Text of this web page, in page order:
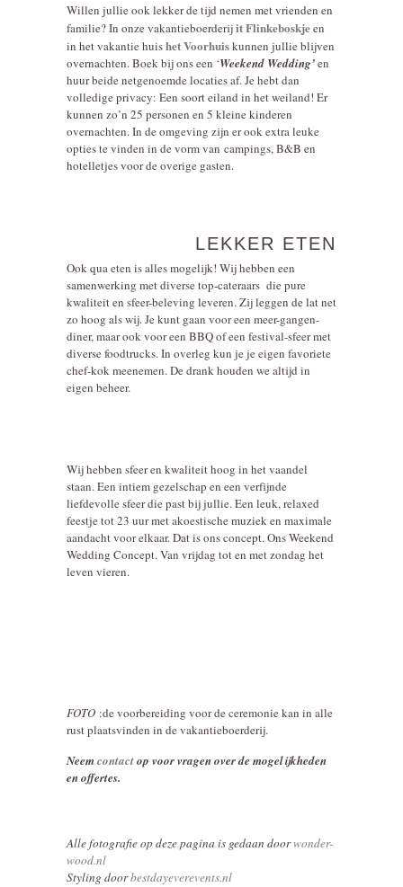
Willen jullie ook lekker de tijd nemen met vrienden en
familie? In onze vakantieboerderijit Flinkeboskjeen
in het vakantie huishet Voorhuiskunnen jullie blijven
overnachten. Boek bij ons een ‘Weekend Wedding’en
huur beide netgenoemde locaties af. Je hebt dan
volledige privacy: Een soort eiland in het weiland! Er
kunnen zo’n 25 personen en 5 kleine kinderen
overnachten. In de omgeving zijn er ook extra leuke
opties te vinden in de vorm van campings, B&B en
hotelletjes voor de overige gasten.
LEKKER ETEN
Ook qua eten is alles mogelijk! Wij hebben een
samenwerking met diverse top-cateraars die pure
kwaliteit en sfeer-beleving leveren. Zij leggen de lat net
zo hoog als wij. Je kunt gaan voor een meer-gangen-
diner, maar ook voor een BBQ of een festival-sfeer met
diverse foodtrucks. In overleg kun je je eigen favoriete
chef-kok meenemen. De drank houden we altijd in
eigen beheer.
Wij hebben sfeer en kwaliteit hoog in het vaandel
staan. Een intiem gezelschap en een verfijnde
liefdevolle sfeer die past bij jullie. Een leuk, relaxed
feestje tot 23 uur met akoestische muziek en maximale
aandacht voor elkaar. Dat is ons concept. Ons Weekend
Wedding Concept. Van vrijdag tot en met zondag het
leven vieren.
FOTO :de voorbereiding voor de ceremonie kan in alle
rust plaatsvinden in de vakantieboerderij.
Neemcontactop voor vragen over de mogelijkheden
en offertes.
Alle fotografie op deze pagina is gedaan doorwonder-
wood.nl
Styling doorbestdayeverevents.nl